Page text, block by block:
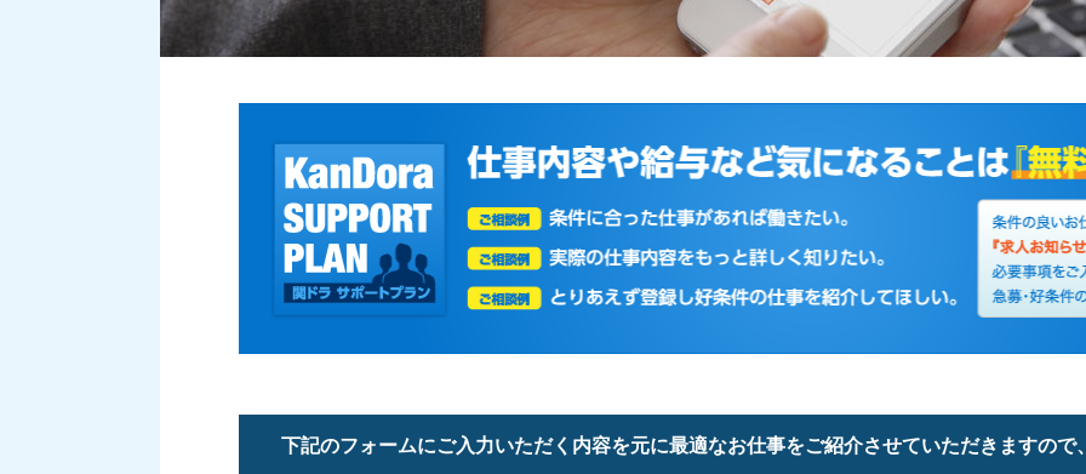
下記のフォームにご入力いただく内容を元に最適なお仕事をご紹介させていただきますの